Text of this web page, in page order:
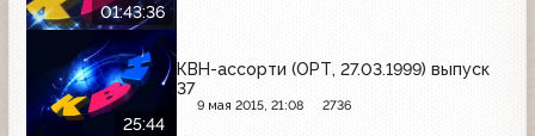
01:43:36
25:44
КВН-ассорти (ОРТ, 27.03.1999) выпуск
37
9 мая 2015, 21:08 2736